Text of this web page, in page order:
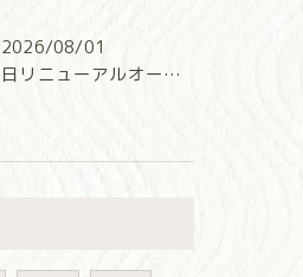
2026/08/01
本日リニューアルオープン‼️